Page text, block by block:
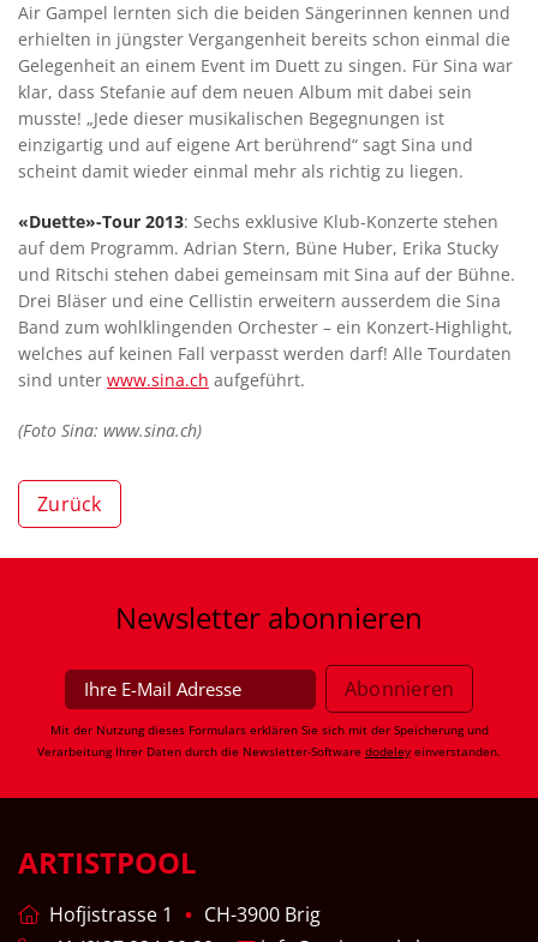
Air Gampel lernten sich die beiden Sängerinnen kennen und
erhielten in jüngster Vergangenheit bereits schon einmal die
Gelegenheit an einem Event im Duett zu singen. Für Sina war
klar, dass Stefanie auf dem neuen Album mit dabei sein
musste! „Jede dieser musikalischen Begegnungen ist
einzigartig und auf eigene Art berührend“ sagt Sina und
scheint damit wieder einmal mehr als richtig zu liegen.
«Duette»-Tour 2013: Sechs exklusive Klub-Konzerte stehen
auf dem Programm. Adrian Stern, Büne Huber, Erika Stucky
und Ritschi stehen dabei gemeinsam mit Sina auf der Bühne.
Drei Bläser und eine Cellistin erweitern ausserdem die Sina
Band zum wohlklingenden Orchester – ein Konzert-Highlight,
welches auf keinen Fall verpasst werden darf! Alle Tourdaten
sind unter www.sina.ch aufgeführt.
(Foto Sina: www.sina.ch)
Zurück
Newsletter abonnieren
Mit der Nutzung dieses Formulars erklären Sie sich mit der Speicherung und
Verarbeitung Ihrer Daten durch die Newsletter-Software dodeley einverstanden.
ARTISTPOOL
Hofjistrasse 1
CH-3900 Brig